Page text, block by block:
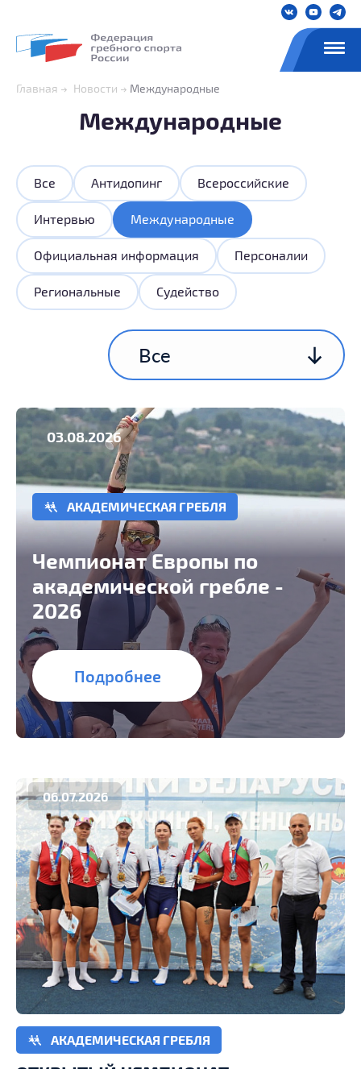
Главная Новости Международные
Международные
Все Антидопинг Всероссийские
Интервью Международные
Официальная информация Персоналии
Региональные Судейство
Все
03.08.2026
АКАДЕМИЧЕСКАЯ ГРЕБЛЯ
Чемпионат Европы по
академической гребле -
2026
Подробнее
06.07.2026
АКАДЕМИЧЕСКАЯ ГРЕБЛЯ